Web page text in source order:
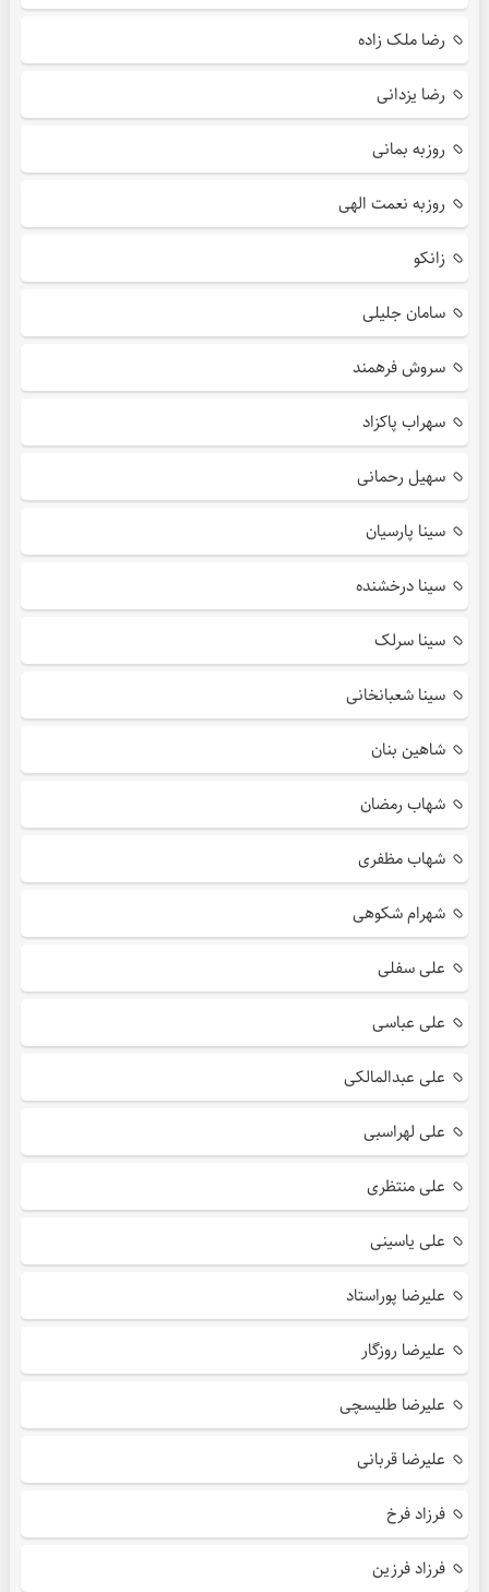
رضا ملک زاده
رضا یزدانی
روزبه بمانی
روزبه نعمت الهی
زانکو
سامان جلیلی
سروش فرهمند
سهراب پاکزاد
سهیل رحمانی
سینا پارسیان
سینا درخشنده
سینا سرلک
سینا شعبانخانی
شاهین بنان
شهاب رمضان
شهاب مظفری
شهرام شکوهی
علی سفلی
علی عباسی
علی عبدالمالکی
علی لهراسبی
علی منتظری
علی یاسینی
علیرضا پوراستاد
علیرضا روزگار
علیرضا طلیسچی
علیرضا قربانی
فرزاد فرخ
فرزاد فرزین